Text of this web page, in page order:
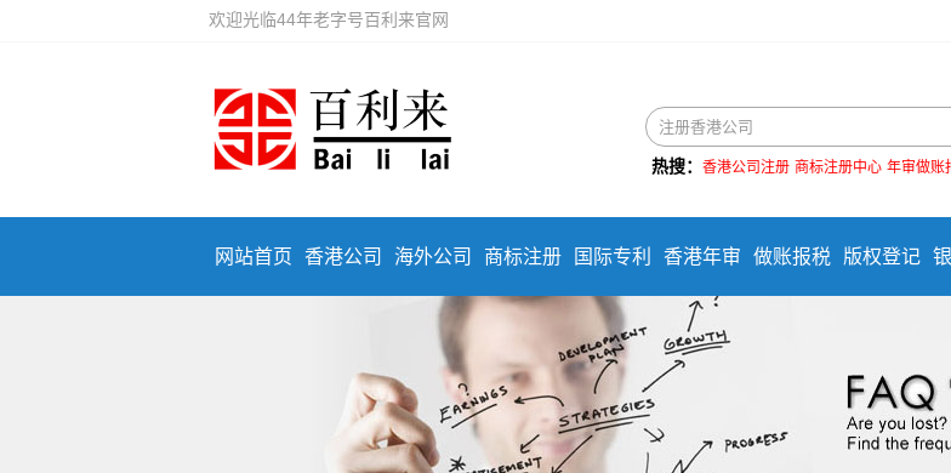
欢迎光临44年老字号百利来官网
热搜： 香港公司注册 商标注册中心 年审做账
网站首页 香港公司 海外公司 商标注册 国际专利 香港年审 做账报税 版权登记